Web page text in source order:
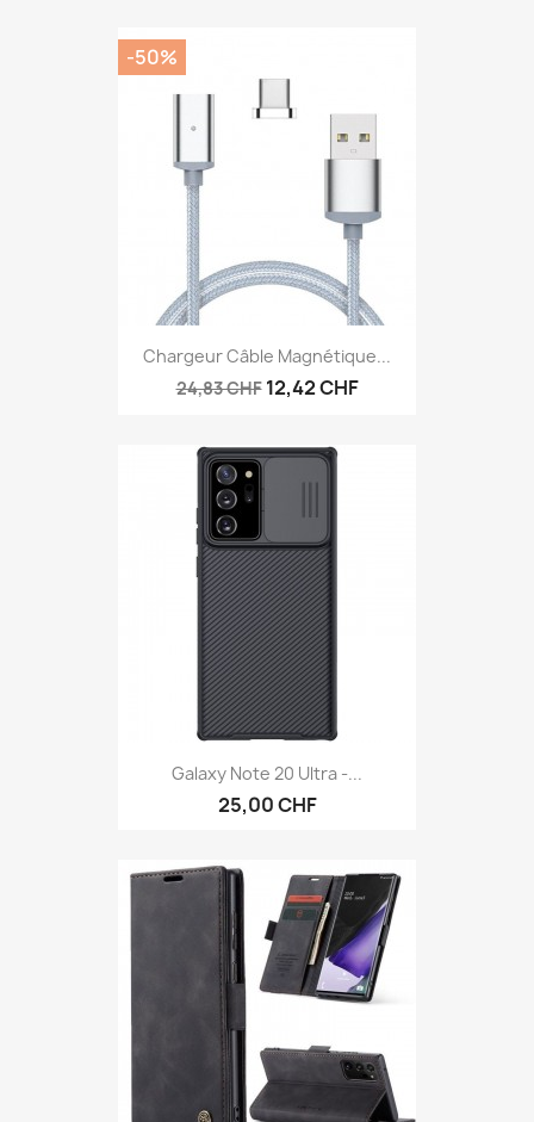
Chargeur Câble Magnétique...
24,83 CHF 12,42 CHF
-50%
Galaxy Note 20 Ultra -...
25,00 CHF